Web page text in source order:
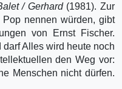
/ Gerhard(1981). Zur
nennen würden, gibt
von Ernst Fischer.
Alles wird heute noch
den Weg vor:
Menschen nicht dürfen.